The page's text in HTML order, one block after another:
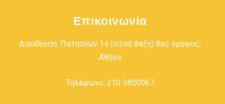
Επικοινωνία
Διεύθυνση: Πατησίων 14 (στοά Φέξη) 8ος όροφος,
Αθήνα
Τηλέφωνο: 210 3800067